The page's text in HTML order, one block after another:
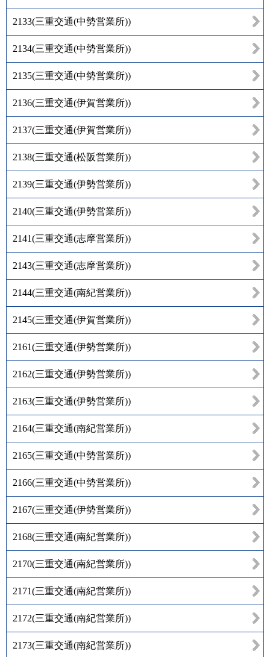
2133(三重交通(中勢営業所))
2134(三重交通(中勢営業所))
2135(三重交通(中勢営業所))
2136(三重交通(伊賀営業所))
2137(三重交通(伊賀営業所))
2138(三重交通(松阪営業所))
2139(三重交通(伊勢営業所))
2140(三重交通(伊勢営業所))
2141(三重交通(志摩営業所))
2143(三重交通(志摩営業所))
2144(三重交通(南紀営業所))
2145(三重交通(伊賀営業所))
2161(三重交通(伊勢営業所))
2162(三重交通(伊勢営業所))
2163(三重交通(伊勢営業所))
2164(三重交通(南紀営業所))
2165(三重交通(中勢営業所))
2166(三重交通(中勢営業所))
2167(三重交通(伊勢営業所))
2168(三重交通(南紀営業所))
2170(三重交通(南紀営業所))
2171(三重交通(南紀営業所))
2172(三重交通(南紀営業所))
2173(三重交通(南紀営業所))